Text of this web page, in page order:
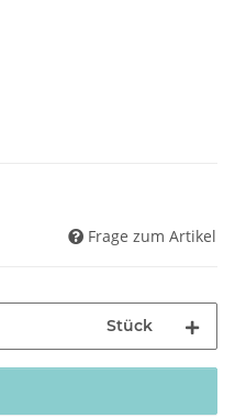
Frage zum Artikel
Stück